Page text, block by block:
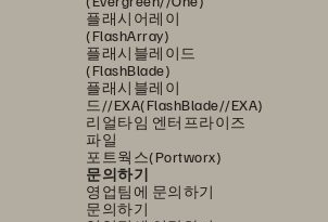
플래시어레이
(FlashArray)
플래시블레이드
(FlashBlade)
플래시블레이
드//EXA(FlashBlade//EXA)
리얼타임 엔터프라이즈
파일
포트웍스(Portworx)
문의하기
영업팀에 문의하기
문의하기